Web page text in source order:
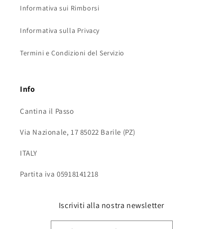
Informativa sui Rimborsi
Informativa sulla Privacy
Termini e Condizioni del Servizio
Info
Cantina il Passo
Via Nazionale, 17 85022 Barile (PZ)
ITALY
Partita iva 05918141218
Iscriviti alla nostra newsletter